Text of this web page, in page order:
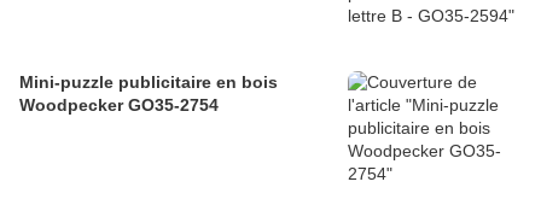
Mini-puzzle publicitaire en bois
Woodpecker GO35-2754